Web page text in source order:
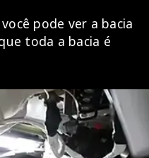
pode ver a bacia
toda a bacia é